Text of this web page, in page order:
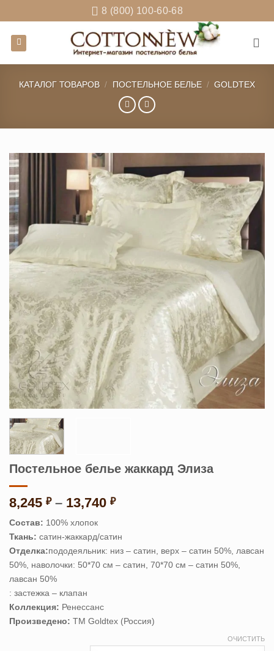
to
content
8 (800) 100-60-68
КАТАЛОГ ТОВАРОВ / ПОСТЕЛЬНОЕ БЕЛЬЕ / GOLDTEX
Постельное белье жаккард Элиза
8,245 ₽ – 13,740 ₽Диапазон
–
13,740 ₽
Состав: 100% хлопок
Ткань: сатин-жаккард/сатин
Отделка:пододеяльник: низ – сатин, верх – сатин 50%, лавсан
50%, наволочки: 50*70 см – сатин, 70*70 см – сатин 50%,
лавсан 50%
: застежка – клапан
Коллекция: Ренессанс
Произведено: ТМ Goldtex (Россия)
ОЧИСТИТЬ